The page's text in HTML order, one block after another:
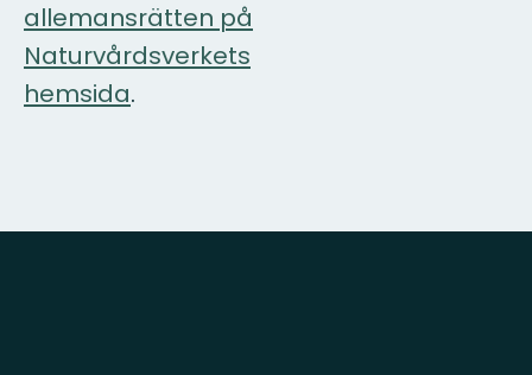
allemansrätten på
Naturvårdsverkets
hemsida.